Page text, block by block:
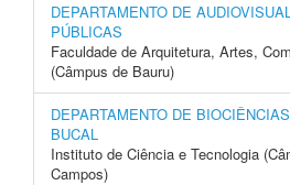
DEPARTAMENTO DE
PÚBLICAS
Faculdade de Arquitetura, Artes,
(Câmpus de Bauru)
DEPARTAMENTO DE
BUCAL
Instituto de Ciência e Tecnologia
Campos)